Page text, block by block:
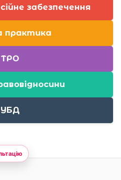
забезпечення
практика
ТРО
УБД